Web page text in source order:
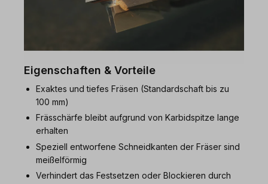
Eigenschaften & Vorteile
Exaktes und tiefes Fräsen (Standardschaft bis zu
100 mm)
Frässchärfe bleibt aufgrund von Karbidspitze lange
erhalten
Speziell entworfene Schneidkanten der Fräser sind
meißelförmig
Verhindert das Festsetzen oder Blockieren durch